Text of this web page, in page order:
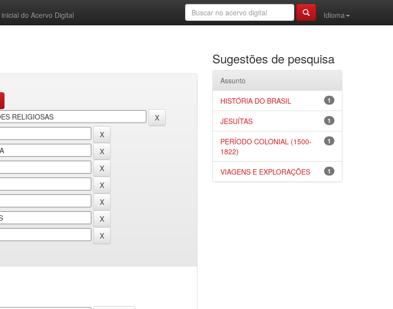
do Acervo Digital
Idioma
Sugestões de pesquisa
Assunto
1
HISTÓRIA DO BRASIL
1
JESUÍTAS
1
PERÍODO COLONIAL (1500-
1822)
1
VIAGENS E EXPLORAÇÕES